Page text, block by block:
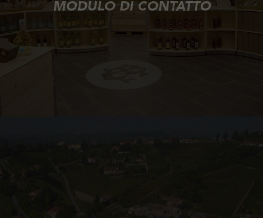
MODULO DI CONTATTO